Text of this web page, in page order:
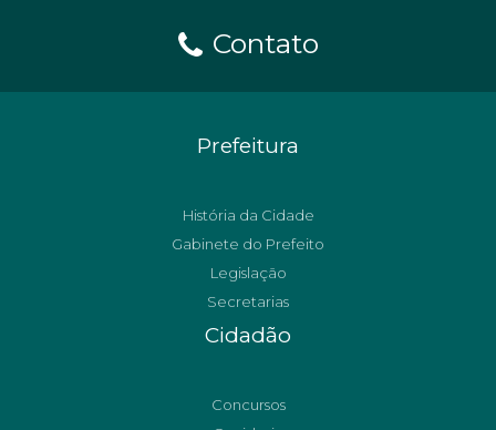
Contato
Prefeitura
História da Cidade
Gabinete do Prefeito
Legislação
Secretarias
Cidadão
Concursos